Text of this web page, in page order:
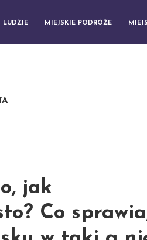
LUDZIE MIEJSKIE PODRÓŻE
jak
Co